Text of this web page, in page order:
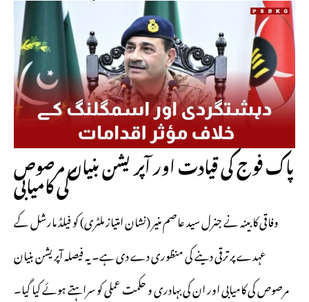
پاک فوج کی قیادت اور آپریشن بنیان مرصوص
کی کامیابی
وفاقی کابینہ نے جنرل سید عاصم منیر (نشان امتیاز ملٹری) کو فیلڈ مارشل کے
عہدے پر ترقی دینے کی منظوری دے دی ہے۔ یہ فیصلہ آپریشن بنیان
مرصوص کی کامیابی اور ان کی بہادری و حکمت عملی کو سراہتے ہوئے کیا گیا۔